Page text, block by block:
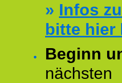
» Infos
bitte hier
Beginn
nächsten